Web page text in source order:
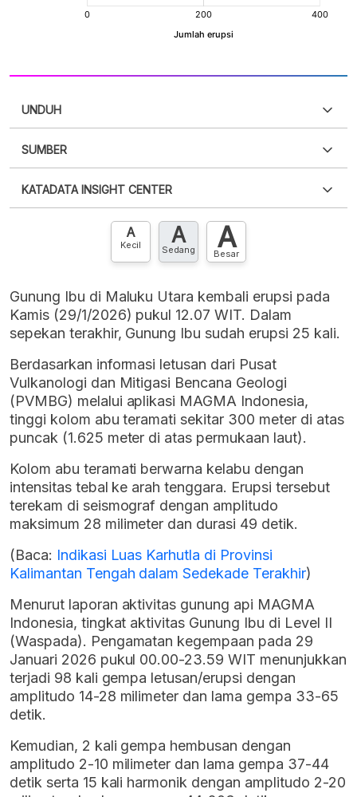
UNDUH
XLS
SUMBER
punya akun?Silakan Daftar sekarang
KATADATA INSIGHT CENTER
Hubungi sekarang »
A
Kecil A
Sedang A
Besar
Gunung Ibu di Maluku Utara kembali erupsi pada
Kamis (29/1/2026) pukul 12.07 WIT. Dalam
sepekan terakhir, Gunung Ibu sudah erupsi 25 kali.
Berdasarkan informasi letusan dari Pusat
Vulkanologi dan Mitigasi Bencana Geologi
(PVMBG) melalui aplikasi MAGMA Indonesia,
tinggi kolom abu teramati sekitar 300 meter di atas
puncak (1.625 meter di atas permukaan laut).
Kolom abu teramati berwarna kelabu dengan
intensitas tebal ke arah tenggara. Erupsi tersebut
terekam di seismograf dengan amplitudo
maksimum 28 milimeter dan durasi 49 detik.
(Baca: Indikasi Luas Karhutla di Provinsi
Kalimantan Tengah dalam Sedekade Terakhir)
Menurut laporan aktivitas gunung api MAGMA
Indonesia, tingkat aktivitas Gunung Ibu di Level II
(Waspada). Pengamatan kegempaan pada 29
Januari 2026 pukul 00.00-23.59 WIT menunjukkan
terjadi 98 kali gempa letusan/erupsi dengan
amplitudo 14-28 milimeter dan lama gempa 33-65
detik.
Kemudian, 2 kali gempa hembusan dengan
amplitudo 2-10 milimeter dan lama gempa 37-44
detik serta 15 kali harmonik dengan amplitudo 2-20